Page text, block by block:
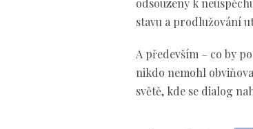
odsouzeny k
stavu a prodlužování
A především – co by
nikdo nemohl
světě, kde se dialog